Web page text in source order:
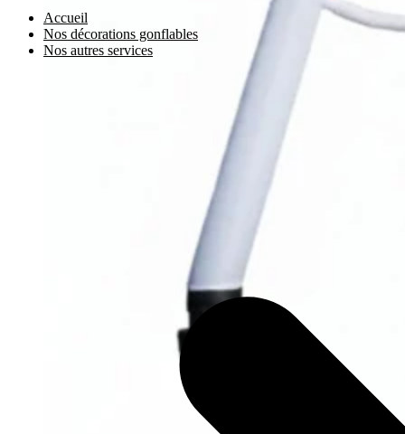
Accueil
Nos décorations gonflables
Nos autres services